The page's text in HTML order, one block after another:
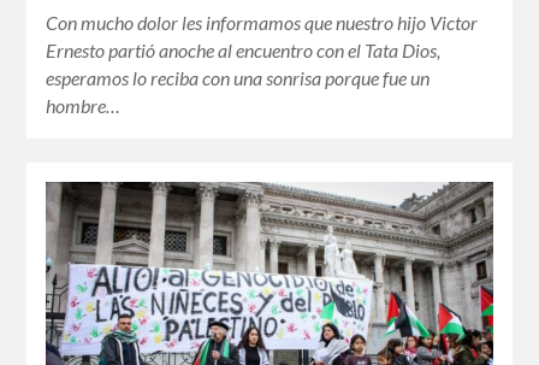
Con mucho dolor les informamos que nuestro hijo Victor
Ernesto partió anoche al encuentro con el Tata Dios,
esperamos lo reciba con una sonrisa porque fue un
hombre…